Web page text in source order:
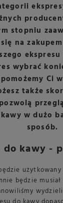
stopniu
na
wybrać
Ci
także
w dużo
sposób.
do kawy -
będzie